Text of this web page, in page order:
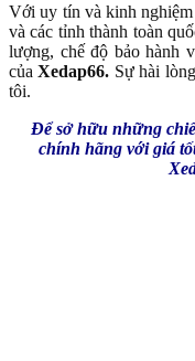
Với uy tín và kinh
và các tỉnh thành toàn
lượng, chế độ bảo hành
củaXedap66. Sự hài
tôi.
Để sở hữu những
chính hãng với giá